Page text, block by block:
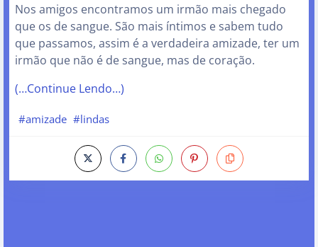
Nos amigos encontramos um irmão mais chegado
que os de sangue. São mais íntimos e sabem tudo
que passamos, assim é a verdadeira amizade, ter um
irmão que não é de sangue, mas de coração.
(…Continue Lendo…)
#amizade #lindas